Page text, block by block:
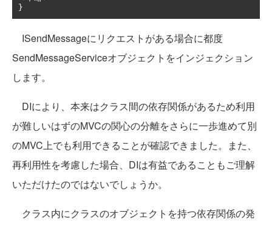
}
ISendMessageにリクエストがある場合に都度
SendMessageServiceオブジェクトをインジェクション
します。
DIにより、本来はクラス間の依存関係があるため利用
が難しいはずのMVCの関心の分離をさらに一歩進めて別
のMVC上でも利用できることが確認できました。また、
再利用性を考慮した場合、DIは有益であることもご理解
いただけたのではないでしょうか。
クラス内にクラスのオブジェクトを持つ依存関係の発